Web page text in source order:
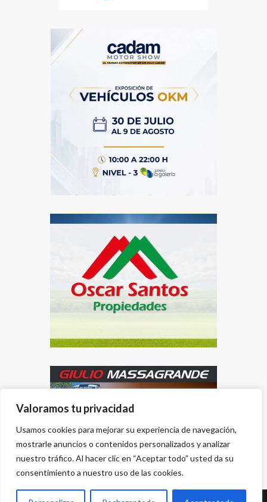
Valoramos tu privacidad
Usamos cookies para mejorar su experiencia de navegación,
mostrarle anuncios o contenidos personalizados y analizar
nuestro tráfico. Al hacer clic en “Aceptar todo” usted da su
consentimiento a nuestro uso de las cookies.